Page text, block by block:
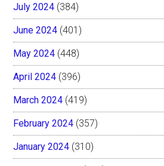
July 2024 (384)
June 2024 (401)
May 2024 (448)
April 2024 (396)
March 2024 (419)
February 2024 (357)
January 2024 (310)